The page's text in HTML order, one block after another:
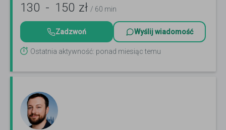
130 - 150 zł / 60 min
Zadzwoń Wyślij wiadomość
Ostatnia aktywność: ponad miesiąc temu